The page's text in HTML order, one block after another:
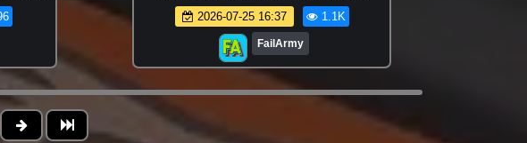
2026-07-25 16:37 1.1K
FailArmy